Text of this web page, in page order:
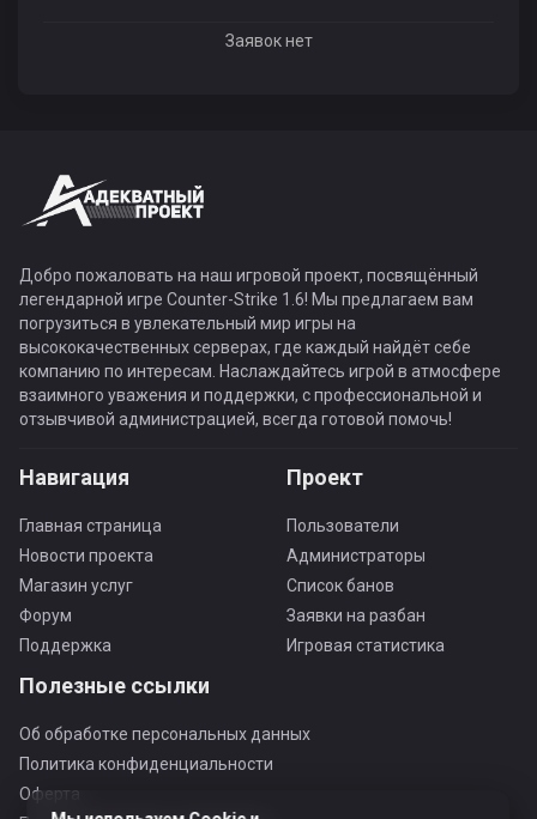
Заявок нет
Добро пожаловать на наш игровой проект, посвящённый
легендарной игре Counter-Strike 1.6! Мы предлагаем вам
погрузиться в увлекательный мир игры на
высококачественных серверах, где каждый найдёт себе
компанию по интересам. Наслаждайтесь игрой в атмосфере
взаимного уважения и поддержки, с профессиональной и
отзывчивой администрацией, всегда готовой помочь!
Навигация
Главная страница
Новости проекта
Магазин услуг
Форум
Поддержка
Проект
Пользователи
Администраторы
Список банов
Заявки на разбан
Игровая статистика
Полезные ссылки
Об обработке персональных данных
Политика конфиденциальности
Оферта